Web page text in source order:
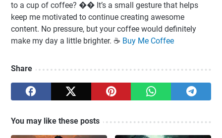
to a cup of coffee? �� It’s a small gesture that helps
keep me motivated to continue creating awesome
content. No pressure, but your coffee would definitely
make my day a little brighter. ☕️ Buy Me Coffee
Share
You may like these posts